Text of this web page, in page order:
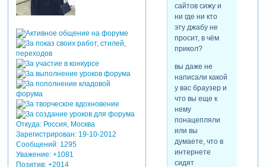
Откуда:Россия, Москва
Зарегистрирован: 19-10-2012
Сообщений:1295
Уважение: +1081
Позитив: +2014
сайтов сижу и
ни где ни кто
эту джабу не
просит, в чём
прикол?
вы даже не
написали какой
у вас браузер и
что вы еще к
нему
понацепляли
или вы
думаете, что в
интернете
сидят